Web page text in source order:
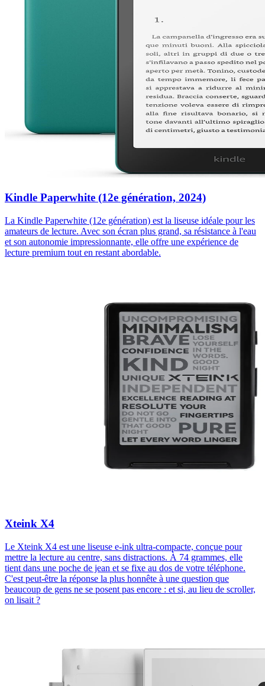
Kindle Paperwhite (12e génération, 2024)
La Kindle Paperwhite (12e génération) est la liseuse idéale pour les
amateurs de lecture. Avec son écran plus grand, sa résistance à l'eau
et son autonomie impressionnante, elle offre une expérience de
lecture premium tout en restant abordable.
Xteink X4
Le Xteink X4 est une liseuse e-ink ultra-compacte, conçue pour
mettre la lecture au centre, sans distractions. À 74 grammes, elle
tient dans une poche de jean et se fixe au dos de votre téléphone.
C'est peut-être la réponse la plus honnête à une question que
beaucoup de gens ne se posent pas encore : et si, au lieu de scroller,
on lisait ?